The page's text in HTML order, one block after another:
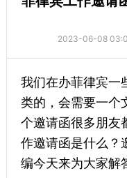
2023-06-08
我们在办菲律宾一
类的，会需要一个
个邀请函很多朋友
作邀请函是什么？
编今天来为大家解